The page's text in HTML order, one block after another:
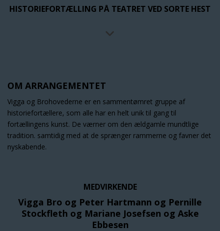
HISTORIEFORTÆLLING PÅ TEATRET VED SORTE HEST
OM ARRANGEMENTET
Vigga og Brohovederne er en sammentømret gruppe af
historiefortællere, som alle har en helt unik til gang til
fortællingens kunst. De værner om den ældgamle mundtlige
tradition. samtidig med at de sprænger rammerne og favner det
nyskabende.
MEDVIRKENDE
Vigga Bro og Peter Hartmann og Pernille
Stockfleth og Mariane Josefsen og Aske
Ebbesen